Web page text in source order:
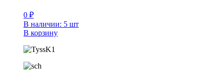
0 ₽
В наличии: 5 шт
В корзину